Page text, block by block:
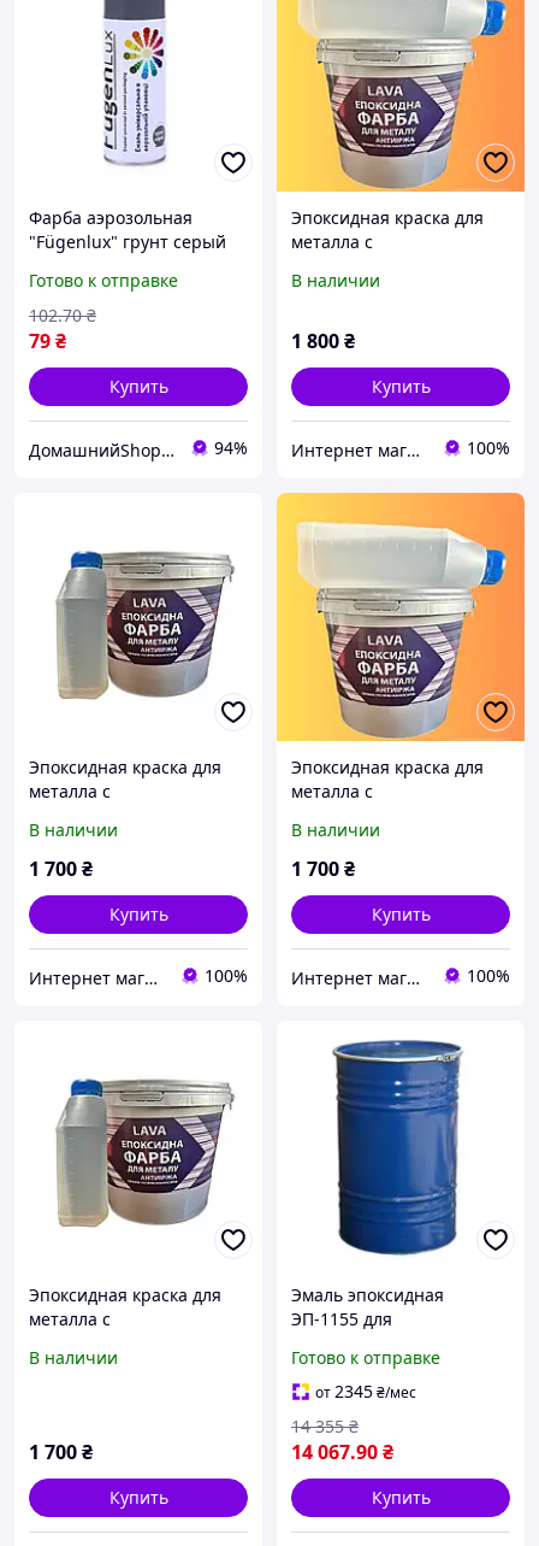
Фарба аэрозольная
"Fügenlux" грунт серый
защита для металла.
Готово к отправке
79₴
102.70 ₴
Купить
ДомашнийShop🏡✨ - заказ онлайн, не выходя из дома💕 94%
Эпоксидная краска для
металла с
RAL 7040 светло-серый
В наличии
1 800₴
Купить
Интернет магазин 1988.ua 100%
Эпоксидная краска для
металла с
RAL 7012 тёмно-серый
надёжная защита
В наличии
1 700₴
Купить
Интернет магазин 1988.ua 100%
Эпоксидная краска для
металла с
RAL 1015 бежевый
надёжная защита
В наличии
1 700₴
Купить
Интернет магазин 1988.ua 100%
Эпоксидная краска для
металла с
RAL 9010 белая защита и
В наличии
1 700₴
Купить
Эмаль эпоксидная
ЭП-1155 для
защиты в водной среде,
атмосфере и грунте
двухкомпонентная синяя
Готово к отправке
от2345₴/мес
14 067.90₴
14 355 ₴
Купить